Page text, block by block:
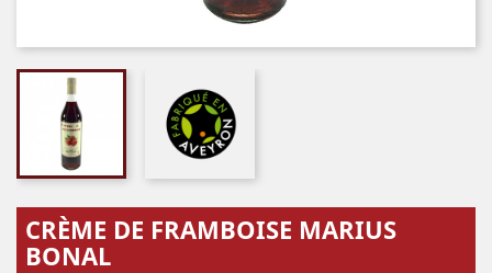
CRÈME DE FRAMBOISE MARIUS
BONAL